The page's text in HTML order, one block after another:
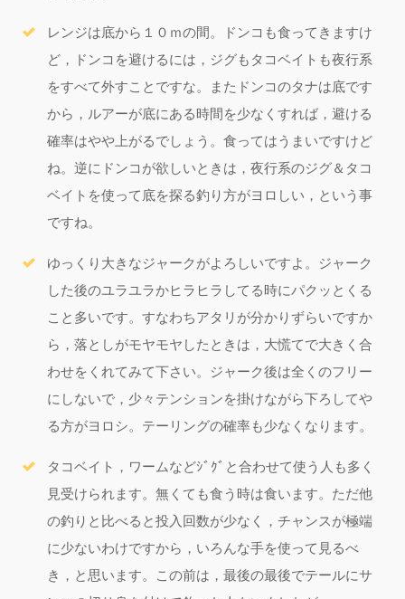
レンジは底から１０ｍの間。ドンコも食ってきますけ
ど，ドンコを避けるには，ジグもタコベイトも夜行系
をすべて外すことですな。またドンコのタナは底です
から，ルアーが底にある時間を少なくすれば，避ける
確率はやや上がるでしょう。食ってはうまいですけど
ね。逆にドンコが欲しいときは，夜行系のジグ＆タコ
ベイトを使って底を探る釣り方がヨロしい，という事
ですね。
ゆっくり大きなジャークがよろしいですよ。ジャーク
した後のユラユラかヒラヒラしてる時にパクッとくる
こと多いです。すなわちアタリが分かりずらいですか
ら，落としがモヤモヤしたときは，大慌てで大きく合
わせをくれてみて下さい。ジャーク後は全くのフリー
にしないで，少々テンションを掛けながら下ろしてや
る方がヨロシ。テーリングの確率も少なくなります。
タコベイト，ワームなどｼﾞｸﾞと合わせて使う人も多く
見受けられます。無くても食う時は食います。ただ他
の釣りと比べると投入回数が少なく，チャンスが極端
に少ないわけですから，いろんな手を使って見るべ
き，と思います。この前は，最後の最後でテールにサ